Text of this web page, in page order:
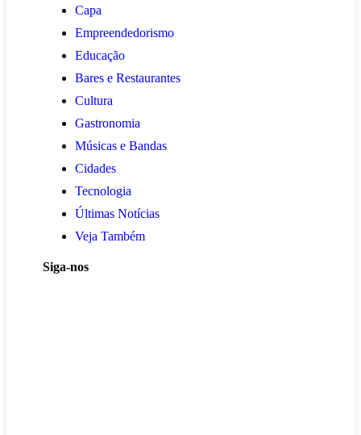
Capa
Empreendedorismo
Educação
Bares e Restaurantes
Cultura
Gastronomia
Músicas e Bandas
Cidades
Tecnologia
Últimas Notícias
Veja Também
Siga-nos